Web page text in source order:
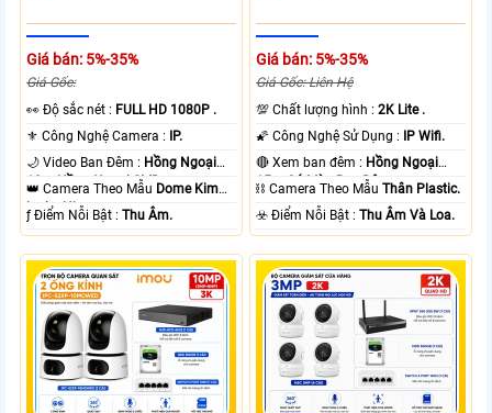
Giá bán: 5%-35%
Giá Gốc:
️👀 Độ sắc nét : FULL HD 1080P .
⚜️ Công Nghệ Camera : IP.
🌙 Video Ban Đêm : Hồng Ngoại
10m Hồng Ngoại SMD.
👑 Camera Theo Mẫu Dome Kim
loại + Nhựa.
️ƒ Điểm Nỗi Bật :Thu Âm.
Giá bán: 5%-35%
Giá Gốc: Liên Hệ
💯 Chất lượng hình :2K Lite .
🌠 Công Nghệ Sử Dụng : IP Wifi.
🔴 Xem ban đêm : Hồng Ngoại
15m Có Màu Ban Ðêm.
⛓ Camera Theo MẫuThân Plastic.
️☣️ Điểm Nỗi Bật :Thu Âm Và Loa.